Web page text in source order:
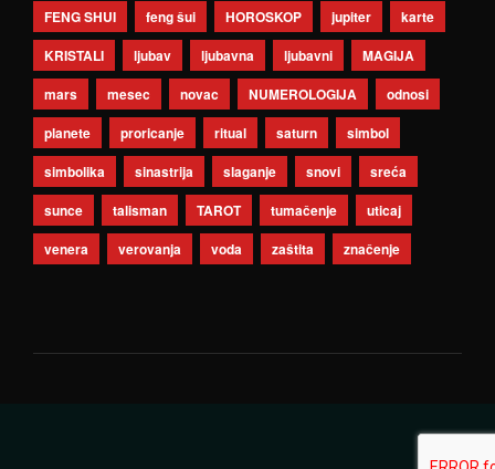
FENG SHUI
feng šui HOROSKOP jupiter
karte
KRISTALI
ljubav ljubavna ljubavni
MAGIJA
mars
mesec novac NUMEROLOGIJA
odnosi
planete
proricanje ritual saturn
simbol
simbolika
sinastrija slaganje snovi
sreća
sunce
talisman TAROT tumačenje
uticaj
venera
verovanja voda zaštita značenje